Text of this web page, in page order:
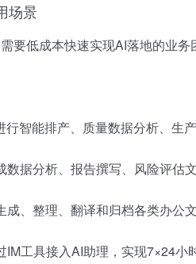
场景
要低成本快速实现AI落地的业
行智能排产、质量数据分析、生
数据分析、报告撰写、风险评估
成、整理、翻译和归档各类办公
IM工具接入AI助理，实现7×24小